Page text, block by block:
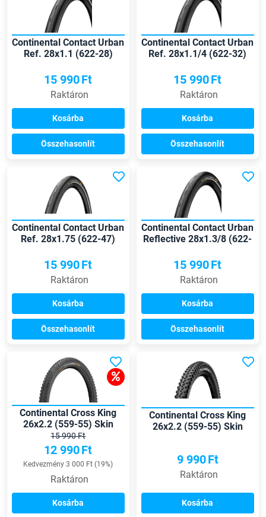
Continental Contact Urban
Ref. 28x1.1 (622-28)
15 990Ft
Raktáron
Kosárba
Összehasonlít
Continental Contact Urban
Ref. 28x1.1/4 (622-32)
15 990Ft
Raktáron
Kosárba
Összehasonlít
Continental Contact Urban
Ref. 28x1.75 (622-47)
15 990Ft
Raktáron
Kosárba
Összehasonlít
Continental Contact Urban
Reflective 28x1.3/8 (622-
15 990Ft
Raktáron
Kosárba
Összehasonlít
Continental Cross King
26x2.2 (559-55) Skin
hajtogatható külső gumi
15 990 Ft
12 990Ft
Kedvezmény 3 000 Ft (19%)
Raktáron
Kosárba
Continental Cross King
26x2.2 (559-55) Skin
9 990Ft
Raktáron
Kosárba